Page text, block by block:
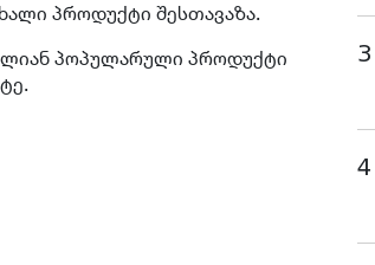
პროდუქტი შესთავაზა.
პოპულარული პროდუქტი
3
4